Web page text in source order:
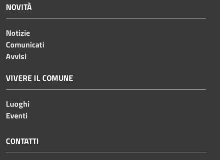
NOVITÀ
Notizie
Comunicati
Avvisi
VIVERE IL COMUNE
Luoghi
Eventi
CONTATTI